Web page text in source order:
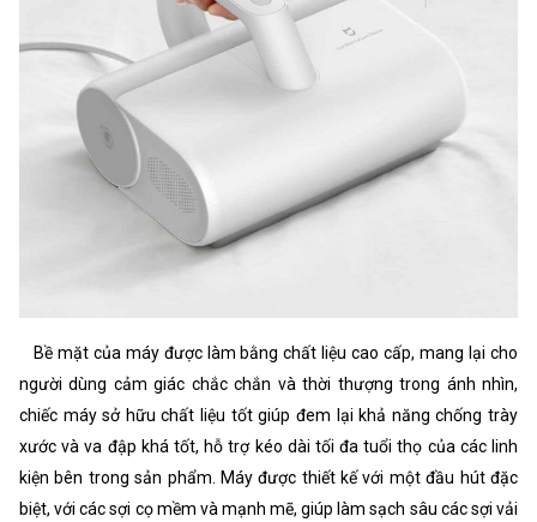
Bề mặt của máy được làm bằng chất liệu cao cấp, mang lại cho
người dùng cảm giác chắc chắn và thời thượng trong ánh nhìn,
chiếc máy sở hữu chất liệu tốt giúp đem lại khả năng chống trày
xước và va đập khá tốt, hỗ trợ kéo dài tối đa tuổi thọ của các linh
kiện bên trong sản phẩm. Máy được thiết kế với một đầu hút đặc
biệt, với các sợi cọ mềm và mạnh mẽ, giúp làm sạch sâu các sợi vải